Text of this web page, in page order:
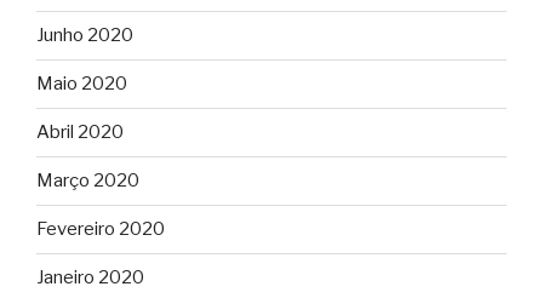
Junho 2020
Maio 2020
Abril 2020
Março 2020
Fevereiro 2020
Janeiro 2020